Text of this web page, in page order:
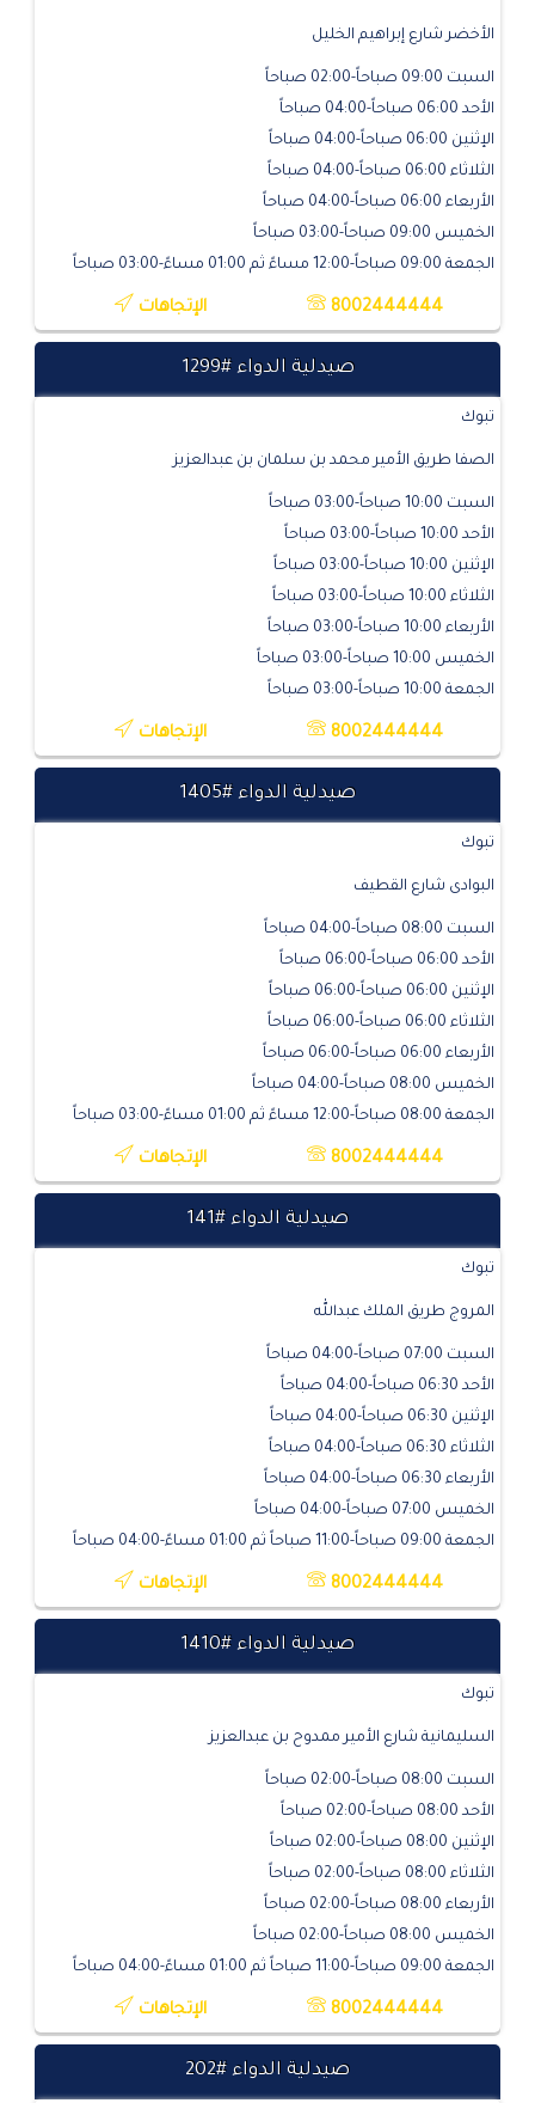
الأخضر شارع إبراهيم الخليل
السبت 09:00 صباحاً-02:00 صباحاً
الأحد 06:00 صباحاً-04:00 صباحاً
الإثنين 06:00 صباحاً-04:00 صباحاً
الثلاثاء 06:00 صباحاً-04:00 صباحاً
الأربعاء 06:00 صباحاً-04:00 صباحاً
الخميس 09:00 صباحاً-03:00 صباحاً
الجمعة 09:00 صباحاً-12:00 مساءً ثم 01:00 مساءً-03:00 صباحاً
8002444444 الإتجاهات
صيدلية الدواء #1299
تبوك
الصفا طريق الأمير محمد بن سلمان بن عبدالعزيز
السبت 10:00 صباحاً-03:00 صباحاً
الأحد 10:00 صباحاً-03:00 صباحاً
الإثنين 10:00 صباحاً-03:00 صباحاً
الثلاثاء 10:00 صباحاً-03:00 صباحاً
الأربعاء 10:00 صباحاً-03:00 صباحاً
الخميس 10:00 صباحاً-03:00 صباحاً
الجمعة 10:00 صباحاً-03:00 صباحاً
8002444444 الإتجاهات
صيدلية الدواء #1405
تبوك
البوادى شارع القطيف
السبت 08:00 صباحاً-04:00 صباحاً
الأحد 06:00 صباحاً-06:00 صباحاً
الإثنين 06:00 صباحاً-06:00 صباحاً
الثلاثاء 06:00 صباحاً-06:00 صباحاً
الأربعاء 06:00 صباحاً-06:00 صباحاً
الخميس 08:00 صباحاً-04:00 صباحاً
الجمعة 08:00 صباحاً-12:00 مساءً ثم 01:00 مساءً-03:00 صباحاً
8002444444 الإتجاهات
صيدلية الدواء #141
تبوك
المروج طريق الملك عبدالله
السبت 07:00 صباحاً-04:00 صباحاً
الأحد 06:30 صباحاً-04:00 صباحاً
الإثنين 06:30 صباحاً-04:00 صباحاً
الثلاثاء 06:30 صباحاً-04:00 صباحاً
الأربعاء 06:30 صباحاً-04:00 صباحاً
الخميس 07:00 صباحاً-04:00 صباحاً
الجمعة 09:00 صباحاً-11:00 صباحاً ثم 01:00 مساءً-04:00 صباحاً
8002444444 الإتجاهات
صيدلية الدواء #1410
تبوك
السليمانية شارع الأمير ممدوح بن عبدالعزيز
السبت 08:00 صباحاً-02:00 صباحاً
الأحد 08:00 صباحاً-02:00 صباحاً
الإثنين 08:00 صباحاً-02:00 صباحاً
الثلاثاء 08:00 صباحاً-02:00 صباحاً
الأربعاء 08:00 صباحاً-02:00 صباحاً
الخميس 08:00 صباحاً-02:00 صباحاً
الجمعة 09:00 صباحاً-11:00 صباحاً ثم 01:00 مساءً-04:00 صباحاً
8002444444 الإتجاهات
صيدلية الدواء #202